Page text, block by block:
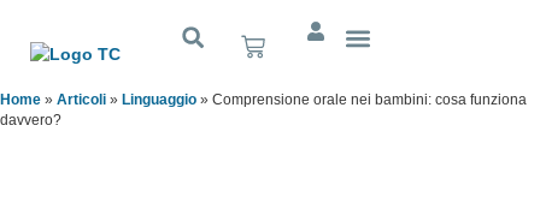
Home » Articoli » Linguaggio » Comprensione orale nei bambini: cosa funziona
davvero?